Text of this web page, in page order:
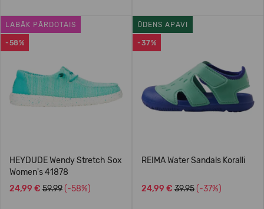
-58%
LABĀK PĀRDOTAIS
HEYDUDE Wendy Stretch Sox
Women's 41878
24,99 € 59.99 (-58%)
-37%
ŪDENS APAVI
REIMA Water Sandals Koralli
24,99 € 39.95 (-37%)